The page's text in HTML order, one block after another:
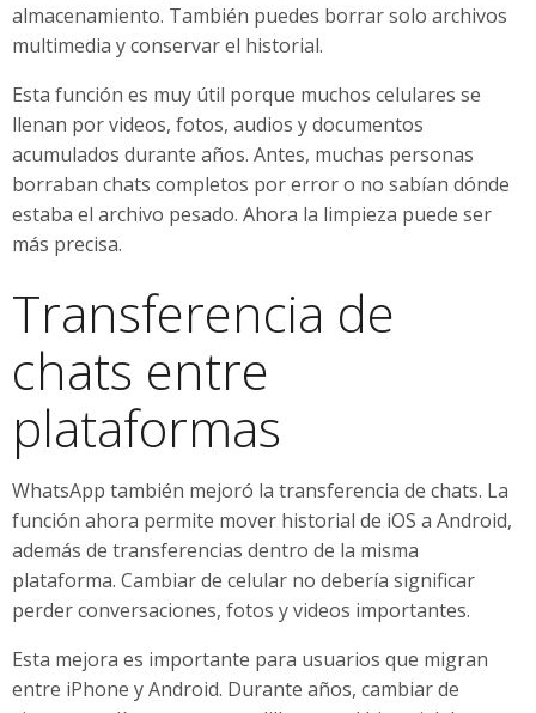
almacenamiento. También puedes borrar solo archivos
multimedia y conservar el historial.
Esta función es muy útil porque muchos celulares se
llenan por videos, fotos, audios y documentos
acumulados durante años. Antes, muchas personas
borraban chats completos por error o no sabían dónde
estaba el archivo pesado. Ahora la limpieza puede ser
más precisa.
Transferencia de
chats entre
plataformas
WhatsApp también mejoró la transferencia de chats. La
función ahora permite mover historial de iOS a Android,
además de transferencias dentro de la misma
plataforma. Cambiar de celular no debería significar
perder conversaciones, fotos y videos importantes.
Esta mejora es importante para usuarios que migran
entre iPhone y Android. Durante años, cambiar de